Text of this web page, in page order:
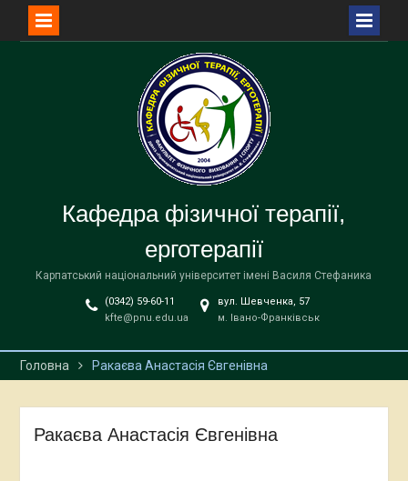
Кафедра фізичної терапії,
ерготерапії
Карпатський національний університет імені Василя Стефаника
(0342) 59-60-11
kfte@pnu.edu.ua
вул. Шевченка, 57
м. Івано-Франківськ
Головна Ракаєва Анастасія Євгенівна
Ракаєва Анастасія Євгенівна